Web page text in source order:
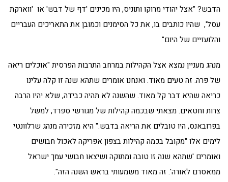
הדבש? "אצל יהודי מרוקו ותוניס, היו מכינים 'דף של דבש' או 'ווארקת
עסל', שהיו כותבים בו, את כל הסימנים וכמובן את התאריכים העבריים
והלועזיים של היום"
מנהג מעניין נמצא אצל הקהילות במרחב התרבות הפרסית "אוכלים ריאה
של פרה. זה טעים מאוד. ואנחנו אומרים שתהא שנה זו קלה עלינו
כריאה שהיא דבר קל מאוד. שהשנה לא תהיה כבידה, שלא יהיו הרבה
צרות וחטאים. מצאתי שבכמה קהילות של מגורשי ספרד, למשל
בפרובאנס, היו טובלים את הריאה בדבש." היא מזכירה מנהג שרלוונטי
לימים אלו "מקובל בכמה קהילות בצפון אפריקה לאכול חבושים
ואומרים 'שתהא שנה זו טובה ומתוקה ושיצאו חבושי עמך ישראל
ממאסרם לאורה'. זה מאוד משמעותי בראש השנה הזה".